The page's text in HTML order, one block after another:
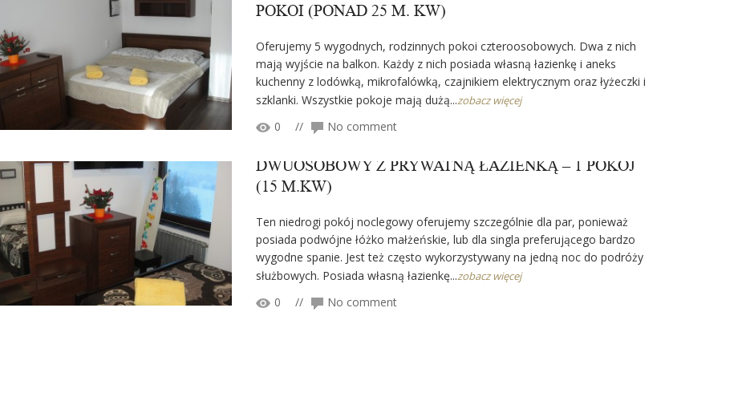
POKOI (PONAD 25 M. KW)
Oferujemy 5 wygodnych, rodzinnych pokoi czteroosobowych. Dwa z nich
mają wyjście na balkon. Każdy z nich posiada własną łazienkę i aneks
kuchenny z lodówką, mikrofalówką, czajnikiem elektrycznym oraz łyżeczki i
szklanki. Wszystkie pokoje mają dużą...zobacz więcej
0 // No comment
DWUOSOBOWY Z PRYWATNĄ ŁAZIENKĄ – 1 POKÓJ
(15 M.KW)
Ten niedrogi pokój noclegowy oferujemy szczególnie dla par, ponieważ
posiada podwójne łóżko małżeńskie, lub dla singla preferującego bardzo
wygodne spanie. Jest też często wykorzystywany na jedną noc do podróży
służbowych. Posiada własną łazienkę...zobacz więcej
0 // No comment